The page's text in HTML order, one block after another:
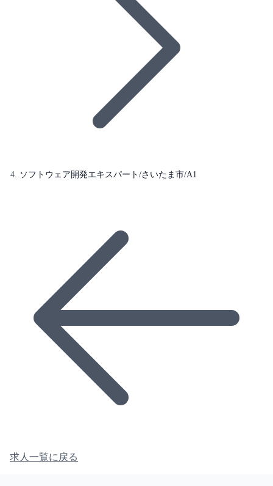
ソフトウェア開発エキスパート/さいたま市/A1
求人一覧に戻る